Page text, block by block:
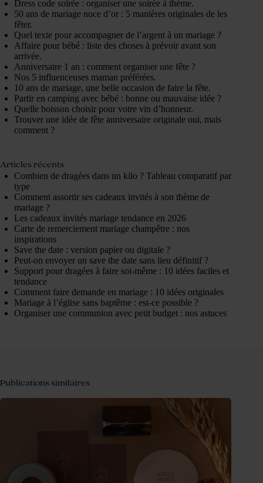
Dress code soirée : organiser une soirée à thème.
50 ans de mariage noce d’or : 5 manières originales de les
fêter.
Quel texte pour accompagner de l’argent à un mariage ?
Affaire pour bébé : liste des choses à prévoir avant son
arrivée.
Anniversaire 1 an : comment organiser une fête ?
Nos 5 influenceuses maman préférées.
10 ans de mariage, une belle occasion de faire la fête.
Partir en camping avec bébé : bonne ou mauvaise idée ?
Quelle boisson choisir pour votre vin d’honneur.
Trouver une idée de fête anniversaire originale oui, mais
comment ?
Articles récents
Combien de dragées dans un kilo ? Tableau comparatif par
type
Comment assortir ses cadeaux invités à son thème de
mariage ?
Les cadeaux invités mariage tendance en 2026
Carte de remerciement mariage champêtre : nos
inspirations
Save the date : version papier ou digitale ?
Peut-on envoyer un save the date sans lieu définitif ?
Support pour dragées à faire soi-même : 10 idées faciles et
tendance
Comment faire demande en mariage : 10 idées originales
Mariage à l’église sans baptême : est-ce possible ?
Organiser une communion avec petit budget : nos astuces
Publications similaires